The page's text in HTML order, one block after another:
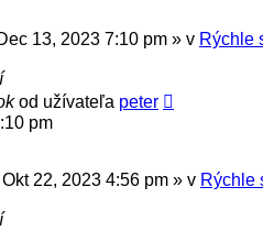
13, 2023 7:10 pm » v Rýchle
od užívateľa peter
pm
22, 2023 4:56 pm » v Rýchle